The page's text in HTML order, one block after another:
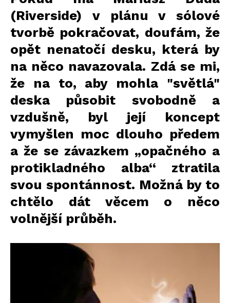
(Riverside) v plánu v sólové
tvorbě pokračovat, doufám, že
opět nenatočí desku, která by
na něco navazovala. Zdá se mi,
že na to, aby mohla "světlá"
deska působit svobodně a
vzdušně, byl její koncept
vymyšlen moc dlouho předem
a že se závazkem „opačného a
protikladného alba“ ztratila
svou spontánnost. Možná by to
chtělo dát věcem o něco
volnější průběh.